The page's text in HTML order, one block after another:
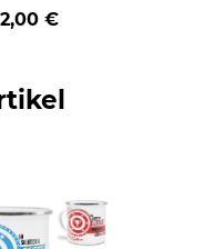
2,00 €